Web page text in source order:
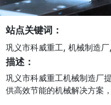
站点关键词：
巩义市科威重工, 机械制造厂,
描述：
巩义市科威重工机械制造厂
供高效节能的机械解决方案